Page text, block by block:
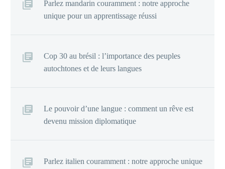
Parlez mandarin couramment : notre approche
unique pour un apprentissage réussi
Cop 30 au brésil : l’importance des peuples
autochtones et de leurs langues
Le pouvoir d’une langue : comment un rêve est
devenu mission diplomatique
Parlez italien couramment : notre approche unique